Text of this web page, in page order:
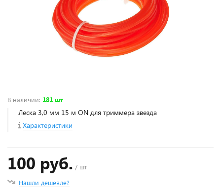
В наличии: 181 шт
Леска 3,0 мм 15 м ON для триммера звезда
Характеристики
100 руб. / шт
Нашли дешевле?